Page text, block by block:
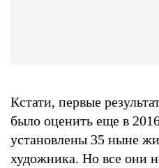
Кстати, первые
было оценить еще в
установлены 35 ныне
художника. Но все они